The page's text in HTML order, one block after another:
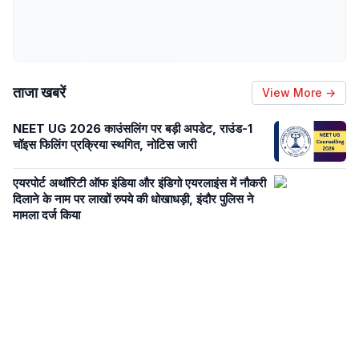
ताजा खबरें View More →
NEET UG 2026 काउंसलिंग पर बड़ी अपडेट, राउंड-1
चॉइस फिलिंग प्रक्रिया स्थगित, नोटिस जारी
एयरपोर्ट अथॉरिटी ऑफ इंडिया और इंडिगो एयरलाइंस में नौकरी
दिलाने के नाम पर लाखों रुपये की धोखाधड़ी, इंदौर पुलिस ने
मामला दर्ज किया